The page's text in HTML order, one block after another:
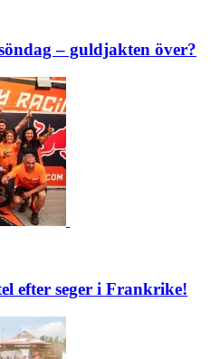
– guldjakten över?
efter seger i Frankrike!